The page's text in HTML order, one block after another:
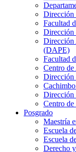
Dirección
Facultad
Dirección
Dirección
(DAPE)
Facultad
Centro
Dirección
Dirección
Centro de
Posgrado
Maestría
Escuela
Escuela
Derecho